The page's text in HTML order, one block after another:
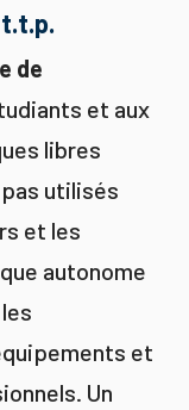
de
et aux
libres
utilisés
et les
autonome
et
Un